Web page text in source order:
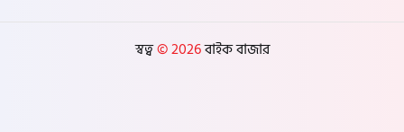
স্বত্ব© 2026বাইক বাজার